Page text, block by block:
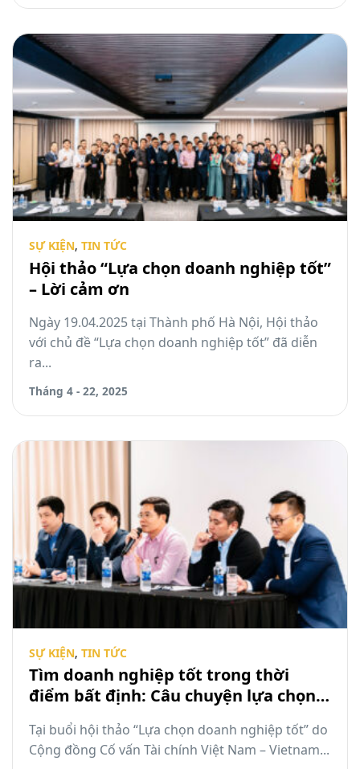
SỰ KIỆN, TIN TỨC
Hội thảo “Lựa chọn doanh nghiệp tốt”
– Lời cảm ơn
Ngày 19.04.2025 tại Thành phố Hà Nội, Hội thảo
với chủ đề “Lựa chọn doanh nghiệp tốt” đã diễn
ra...
Tháng 4 - 22, 2025
SỰ KIỆN, TIN TỨC
Tìm doanh nghiệp tốt trong thời
điểm bất định: Câu chuyện lựa chọn
Tại buổi hội thảo “Lựa chọn doanh nghiệp tốt” do
Cộng đồng Cố vấn Tài chính Việt Nam – Vietnam...